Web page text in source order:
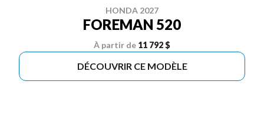
HONDA 2027
FOREMAN 520
À partir de 11 792 $
DÉCOUVRIR CE MODÈLE